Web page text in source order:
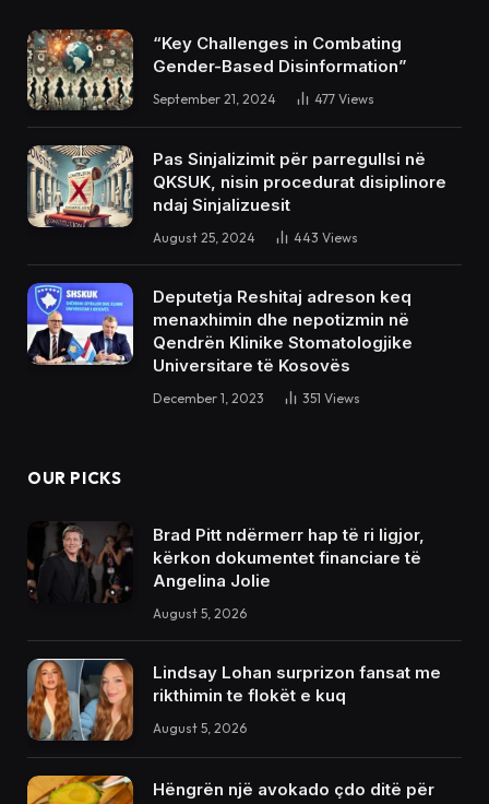
“Key Challenges in Combating
Gender-Based Disinformation”
September 21, 2024 477 Views
Pas Sinjalizimit për parregullsi në
QKSUK, nisin procedurat disiplinore
ndaj Sinjalizuesit
August 25, 2024 443 Views
Deputetja Reshitaj adreson keq
menaxhimin dhe nepotizmin në
Qendrën Klinike Stomatologjike
Universitare të Kosovës
December 1, 2023 351 Views
OUR PICKS
Brad Pitt ndërmerr hap të ri ligjor,
kërkon dokumentet financiare të
Angelina Jolie
August 5, 2026
Lindsay Lohan surprizon fansat me
rikthimin te flokët e kuq
August 5, 2026
Hëngrën një avokado çdo ditë për